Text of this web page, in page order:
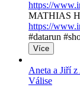
https://
MATHIAS
https://
#datarun
Více
Aneta a Jiří
Válise